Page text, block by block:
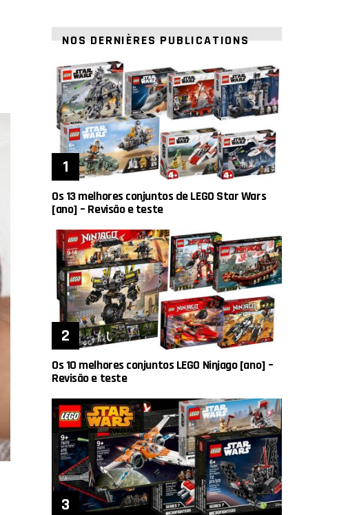
NOS DERNIÈRES PUBLICATIONS
Os 13 melhores conjuntos de LEGO Star Wars
[ano] – Revisão e teste
Os 10 melhores conjuntos LEGO Ninjago [ano] –
Revisão e teste